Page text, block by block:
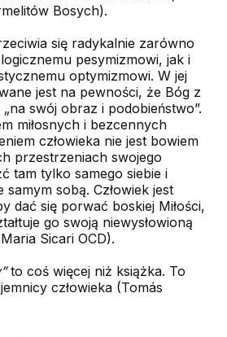
Bosych).
się radykalnie zarówno
pesymizmowi, jak i
optymizmowi. W jej
jest na pewności, że Bóg z
„na swój obraz i podobieństwo”.
miłosnych i bezcennych
człowieka nie jest bowiem
przestrzeniach swojego
tam tylko samego siebie i
samym sobą. Człowiek jest
dać się porwać boskiej Miłości,
go swoją niewysłowioną
Sicari OCD).
to coś więcej niż książka. To
człowieka (Tomás